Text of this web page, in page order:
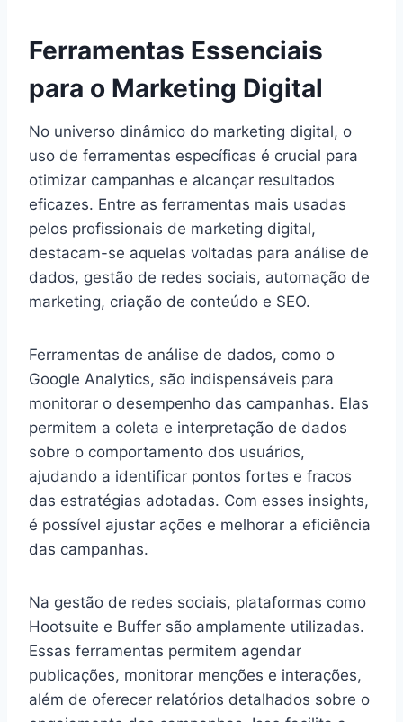
Ferramentas Essenciais
para o Marketing Digital
No universo dinâmico do marketing digital, o
uso de ferramentas específicas é crucial para
otimizar campanhas e alcançar resultados
eficazes. Entre as ferramentas mais usadas
pelos profissionais de marketing digital,
destacam-se aquelas voltadas para análise de
dados, gestão de redes sociais, automação de
marketing, criação de conteúdo e SEO.
Ferramentas de análise de dados, como o
Google Analytics, são indispensáveis para
monitorar o desempenho das campanhas. Elas
permitem a coleta e interpretação de dados
sobre o comportamento dos usuários,
ajudando a identificar pontos fortes e fracos
das estratégias adotadas. Com esses insights,
é possível ajustar ações e melhorar a eficiência
das campanhas.
Na gestão de redes sociais, plataformas como
Hootsuite e Buffer são amplamente utilizadas.
Essas ferramentas permitem agendar
publicações, monitorar menções e interações,
além de oferecer relatórios detalhados sobre o